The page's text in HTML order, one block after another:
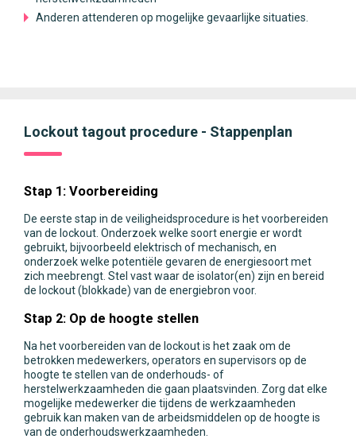
Anderen attenderen op mogelijke gevaarlijke situaties.
Lockout tagout procedure - Stappenplan
Stap 1: Voorbereiding
De eerste stap in de veiligheidsprocedure is het voorbereiden
van de lockout. Onderzoek welke soort energie er wordt
gebruikt, bijvoorbeeld elektrisch of mechanisch, en
onderzoek welke potentiële gevaren de energiesoort met
zich meebrengt. Stel vast waar de isolator(en) zijn en bereid
de lockout (blokkade) van de energiebron voor.
Stap 2: Op de hoogte stellen
Na het voorbereiden van de lockout is het zaak om de
betrokken medewerkers, operators en supervisors op de
hoogte te stellen van de onderhouds- of
herstelwerkzaamheden die gaan plaatsvinden. Zorg dat elke
mogelijke medewerker die tijdens de werkzaamheden
gebruik kan maken van de arbeidsmiddelen op de hoogte is
van de onderhoudswerkzaamheden.